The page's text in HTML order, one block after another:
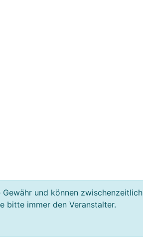
und können zwischenzeitlich
bitte immer den Veranstalter.